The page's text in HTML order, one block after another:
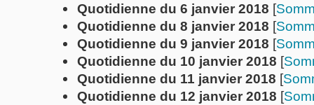
Quotidienne du 6 janvier 2018 [
Quotidienne du 8 janvier 2018 [
Quotidienne du 9 janvier 2018 [
Quotidienne du 10 janvier 2018 [
Quotidienne du 11 janvier 2018 [
Quotidienne du 12 janvier 2018 [